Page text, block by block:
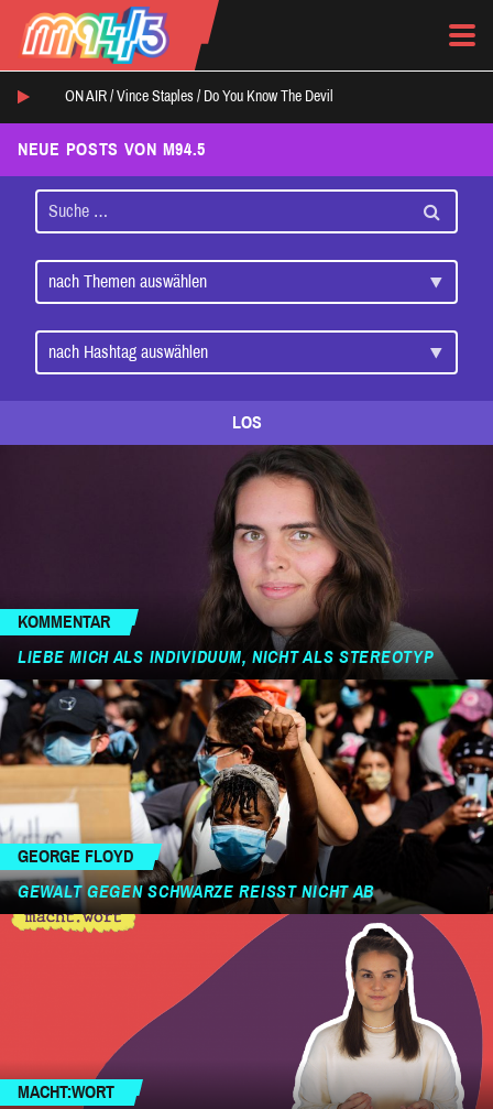
ON AIR / Vince Staples / Do You Know The Devil
NEUE POSTS VON M94.5
LOS
KOMMENTAR
LIEBE MICH ALS INDIVIDUUM, NICHT ALS STEREOTYP
GEORGE FLOYD
GEWALT GEGEN SCHWARZE REISST NICHT AB
MACHT:WORT